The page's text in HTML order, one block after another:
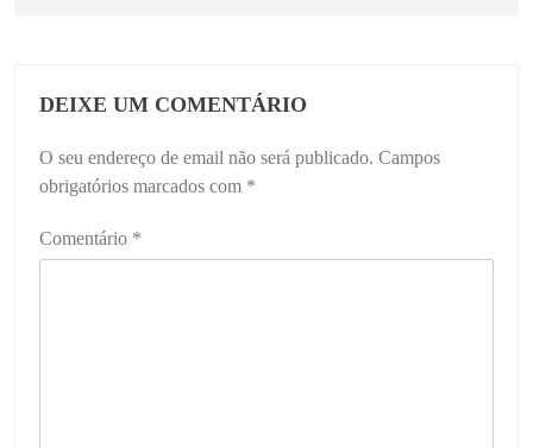
DEIXE UM COMENTÁRIO
O seu endereço de email não será publicado. Campos
obrigatórios marcados com *
Comentário *